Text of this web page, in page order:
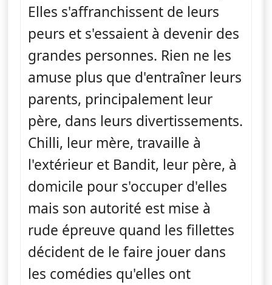
Elles s'affranchissent de leurs
peurs et s'essaient à devenir des
grandes personnes. Rien ne les
amuse plus que d'entraîner leurs
parents, principalement leur
père, dans leurs divertissements.
Chilli, leur mère, travaille à
l'extérieur et Bandit, leur père, à
domicile pour s'occuper d'elles
mais son autorité est mise à
rude épreuve quand les fillettes
décident de le faire jouer dans
les comédies qu'elles ont